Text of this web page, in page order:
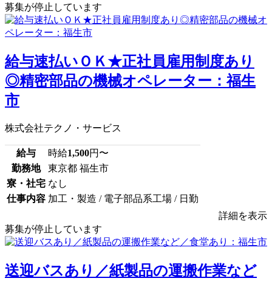
募集が停止しています
給与速払いＯＫ★正社員雇用制度あり
◎精密部品の機械オペレーター：福生
市
株式会社テクノ・サービス
給与 時給1,500円〜
勤務地
東京都 福生市
寮・社宅 なし
仕事内容 加工・製造 / 電子部品系工場 / 日勤
詳細を表示
募集が停止しています
送迎バスあり／紙製品の運搬作業など